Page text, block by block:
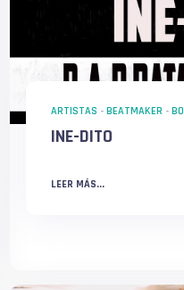
ARTISTAS - BEATMAKER -
INE-DITO
LEER MÁS...